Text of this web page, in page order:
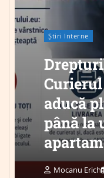
Știri Interne
aducă
până la
Mocanu Erich